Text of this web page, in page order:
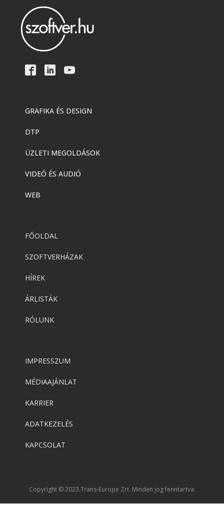
GRAFIKA ÉS DESIGN
DTP
ÜZLETI MEGOLDÁSOK
VIDEÓ ÉS AUDIÓ
WEB
FŐOLDAL
SZOFTVERHÁZAK
HÍREK
ÁRLISTÁK
RÓLUNK
IMPRESSZUM
MÉDIAAJÁNLAT
KARRIER
ADATKEZELÉS
KAPCSOLAT
Copyright © 2023 Trans-Europe Zrt. Minden jog fenntartva.